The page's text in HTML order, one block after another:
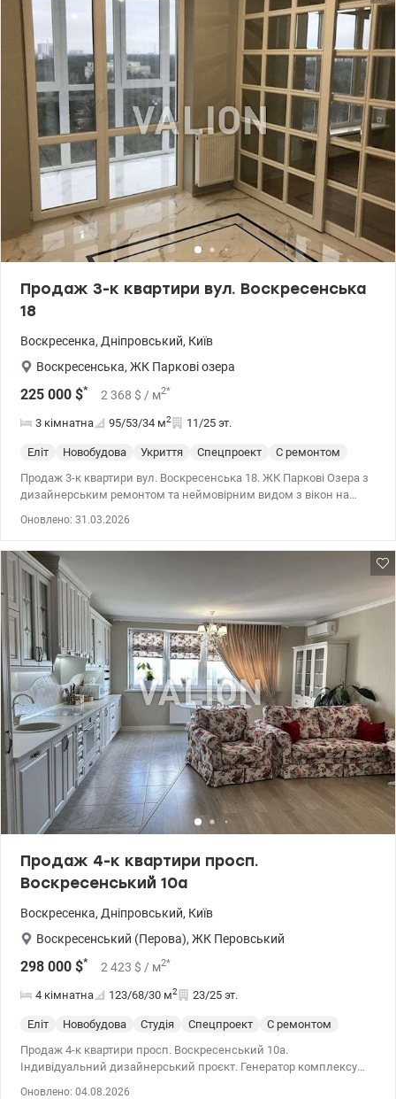
лічильники води, тепла, електроенергії на поверсі. Доглянута
прибудинкова територія ЖК, система пожежної безпеки,
відеоспостереження, охорона. На території ЖК зручна
інфраструктура: є все необхідне супермаркет, кафе, дитячі
майданчики, прогулянкова зона з альтанками, наземний
паркінг, підземний паркінг. 044 200 10 80 valion.ua/1143562
Продаж 3-к квартири вул. Воскресенська
18
Воскресенка, Дніпровський, Київ
Воскресенська, ЖК Паркові озера
225 000 $* 2 368 $ / м2*
3 кімнатна 95/53/34 м2 11/25 эт.
Еліт Новобудова Укриття Спецпроект
С ремонтом
Продаж 3-к квартири вул. Воскресенська 18. ЖК Паркові Озера з
дизайнерським ремонтом та неймовірним видом з вікон на
спортзал, салон краси, кав'ярні, дитячий садочок, сучасні дитячі
майданчики, міні футбольне поле, тенісний корт, обладнані зони
відпочинку для дорослих і дітей, що оточена неймовірним
парком Перемоги. 044 200 10 80 valion.ua/1142522
Оновлено: 31.03.2026
Продаж 4-к квартири просп.
Воскресенський 10а
Воскресенка, Дніпровський, Київ
Воскресенський (Перова), ЖК Перовський
298 000 $* 2 423 $ / м2*
4 кімнатна 123/68/30 м2 23/25 эт.
Еліт Новобудова Студія Спецпроект
С ремонтом
Продаж 4-к квартири просп. Воскресенський 10а.
Індивідуальний дизайнерський проєкт. Генератор комплексу
Оновлено: 04.08.2026